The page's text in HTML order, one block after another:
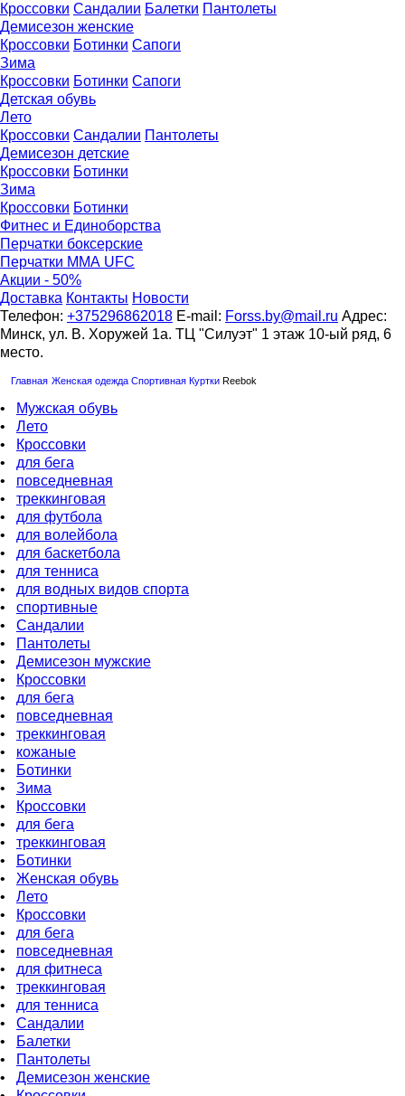
Кроссовки Сандалии Балетки Пантолеты
Демисезон женские
Кроссовки Бoтинки Сапоги
Зима
Кроссовки Ботинки Сапоги
Детская обувь
Летo
Кроссовки Сандалии Пантолеты
Демисезон детские
Кроссовки Ботинки
Зима
Кроссовки Ботинки
Фитнес и Единоборства
Перчатки боксерские
Перчатки ММА UFC
Акции - 50%
Доставка Контакты Новости
Телефон: +375296862018 E-mail: Forss.by@mail.ru Адрес:
Минск, ул. В. Хоружей 1а. ТЦ "Силуэт" 1 этаж 10-ый ряд, 6
место.
Главная Женская одежда Спортивная Куртки Reebok
•
Мужская обувь
• Лето
•
Кроссовки
• для бега
• повседневная
• треккинговая
• для футбола
• для волейбола
• для баскетбола
• для тенниса
• для водных видов спорта
• спортивные
• Сандалии
•
Пантолеты
• Демисезон мужские
•
Кроссовки
• для бега
• повседневная
• треккинговая
• кожаные
•
Ботинки
• Зима
•
Кроссовки
• для бeга
• треккинговая
•
Ботинки
• Женская обувь
• Лето
•
Кроссовки
• для бега
• повседневная
• для фитнеса
• треккинговая
• для тенниса
• Сандалии
•
Балетки
•
Пантолеты
• Демисезон женские